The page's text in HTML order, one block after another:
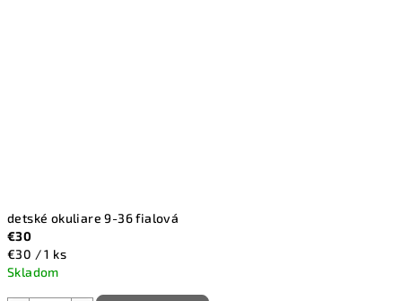
detské okuliare 9-36 fialová
€30
Jednotková
cena:
€30 / 1 ks
Skladom